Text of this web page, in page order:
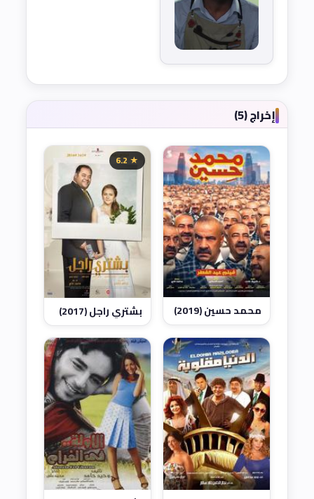
إخراج (5)
محمد حسين (2019)
★ 6.2
بشتري راجل (2017)